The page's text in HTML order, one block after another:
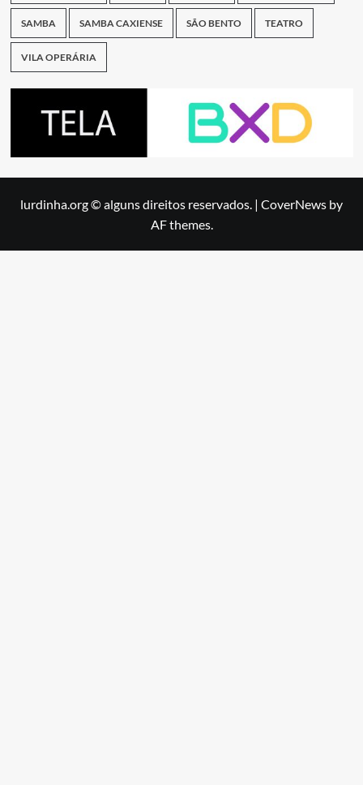
SAMBA SAMBA CAXIENSE SÃO BENTO TEATRO
VILA OPERÁRIA
lurdinha.org © alguns direitos reservados. | CoverNews by
AF themes.